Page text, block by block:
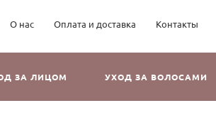
О нас Оплата и доставка Контакты
ЗА ЛИЦОМ УХОД ЗА ВОЛОСАМИ